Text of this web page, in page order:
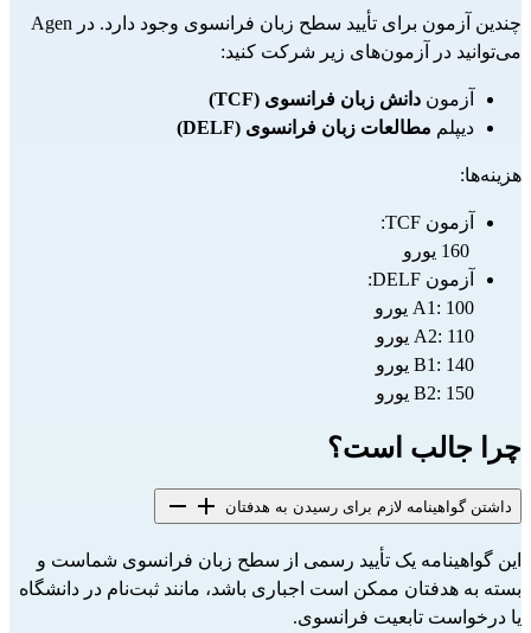
می‌توانید در آزمون‌های زیر شرکت کنید:
آزمون دانش زبان فرانسوی (TCF)
دیپلم مطالعات زبان فرانسوی (DELF)
هزینه‌ها:
آزمون TCF:
آزمون DELF:
A1: 100 یورو
A2: 110 یورو
B1: 140 یورو
B2: 150 یورو
چرا جالب است؟
داشتن گواهینامه لازم برای رسیدن به هدفتان
یا درخواست تابعیت فرانسوی.